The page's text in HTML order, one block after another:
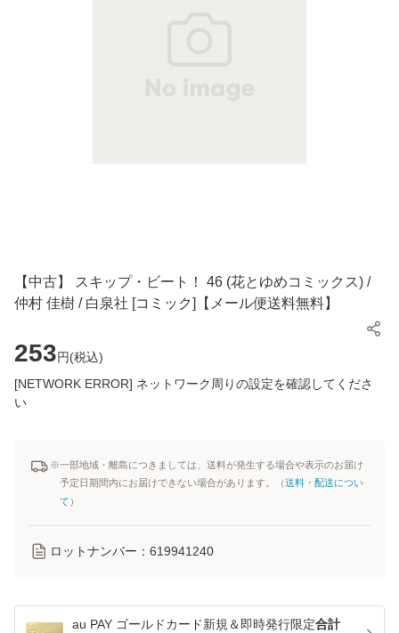
【中古】 スキップ・ビート！ 46 (花とゆめコミックス) /
仲村 佳樹 / 白泉社 [コミック]【メール便送料無料】
253円(税込)
[NETWORK ERROR] ネットワーク周りの設定を確認してくださ
い
※一部地域・離島につきましては、送料が発生する場合や表示のお届け
予定日期間内にお届けできない場合があります。（送料・配送につい
て ）
ロットナンバー： 619941240
au PAY ゴールドカード新規＆即時発行限定合計